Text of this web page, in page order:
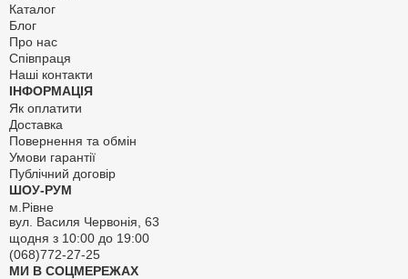
Каталог
Блог
Про нас
Співпраця
Наші контакти
ІНФОРМАЦІЯ
Як оплатити
Доставка
Повернення та обмін
Умови гарантії
Публічний договір
ШОУ-РУМ
м.Рівне
вул. Василя Червонія, 63
щодня з 10:00 до 19:00
(068)772-27-25
МИ В СОЦМЕРЕЖАХ